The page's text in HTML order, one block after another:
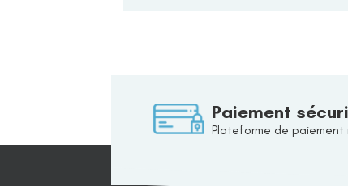
Paiement
Plateforme de paiement